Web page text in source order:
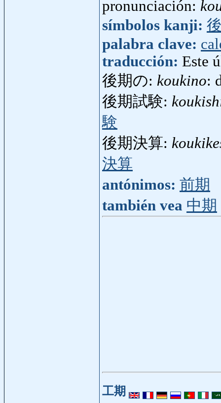
pronunciación:
símbolos kanji:
palabra clave:
traducción: Este
後期の: koukino:
後期試験:
験
後期決算:
決算
antónimos: 前期
también vea 中期
工期